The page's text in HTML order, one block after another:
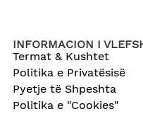
INFORMACION I
Termat & Kushtet
Politika e Privatësisë
Pyetje të Shpeshta
Politika e "Cookies"